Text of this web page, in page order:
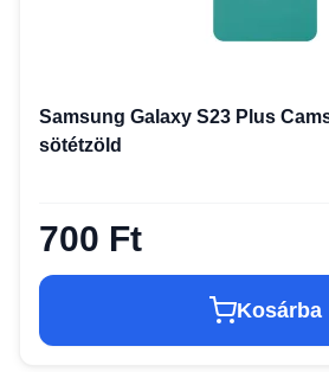
Samsung Galaxy S23 Plus
sötétzöld
700 Ft
Kosárba